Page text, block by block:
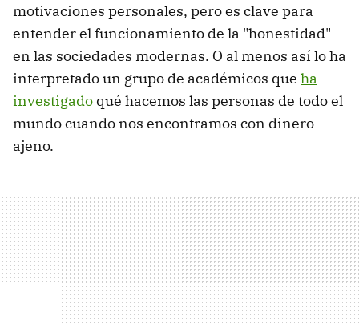
motivaciones personales, pero es clave para
entender el funcionamiento de la "honestidad"
en las sociedades modernas. O al menos así lo ha
interpretado un grupo de académicos que ha
investigado qué hacemos las personas de todo el
mundo cuando nos encontramos con dinero
ajeno.